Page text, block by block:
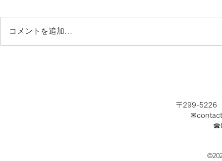
コメントを追加…
〒299-5226
✉